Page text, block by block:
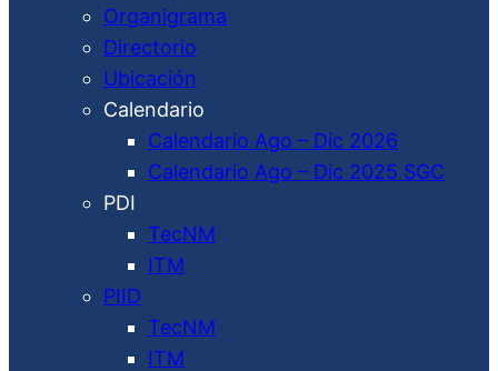
Organigrama
Directorio
Ubicación
Calendario
Calendario Ago – Dic 2026
Calendario Ago – Dic 2025 SGC
PDI
TecNM
ITM
PIID
TecNM
ITM